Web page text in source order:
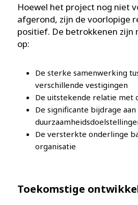
Hoewel het project nog niet
afgerond, zijn de voorlopige
positief. De betrokkenen
op:
De sterke samenwerking
verschillende vestigingen
De uitstekende relatie met
De significante bijdrage aan
De versterkte onderlinge
organisatie
Toekomstige